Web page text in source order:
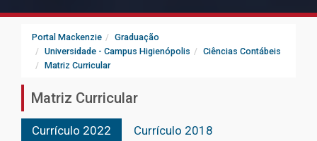
Portal Mackenzie
Graduação
Universidade - Campus Higienópolis
Ciências Contábeis
Matriz Curricular
Matriz Curricular
Currículo 2022
Currículo 2018